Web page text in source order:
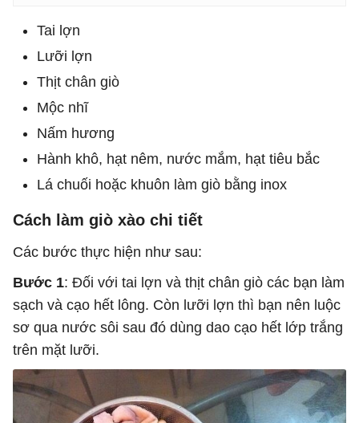
Tai lợn
Lưỡi lợn
Thịt chân giò
Mộc nhĩ
Nấm hương
Hành khô, hạt nêm, nước mắm, hạt tiêu bắc
Lá chuối hoặc khuôn làm giò bằng inox
Cách làm giò xào chi tiết
Các bước thực hiện như sau:
Bước 1: Đối với tai lợn và thịt chân giò các bạn làm
sạch và cạo hết lông. Còn lưỡi lợn thì bạn nên luộc
sơ qua nước sôi sau đó dùng dao cạo hết lớp trắng
trên mặt lưỡi.